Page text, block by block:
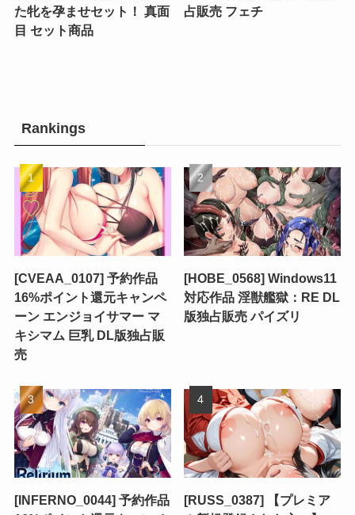
た牝を孕ませセット！ 真面
目 セット商品
占販売 フェチ
Rankings
[CVEAA_0107] 予約作品
16%ポイント還元キャンペ
ーン エンジョイサマー マ
キシマム 巨乳 DL版独占販
売
[HOBE_0568] Windows11
対応作品 淫獣艦獄：RE DL
版独占販売 パイズリ
[INFERNO_0044] 予約作品
[RUSS_0387] 【プレミア